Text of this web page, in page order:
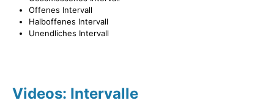
Offenes Intervall
Halboffenes Intervall
Unendliches Intervall
Videos: Intervalle